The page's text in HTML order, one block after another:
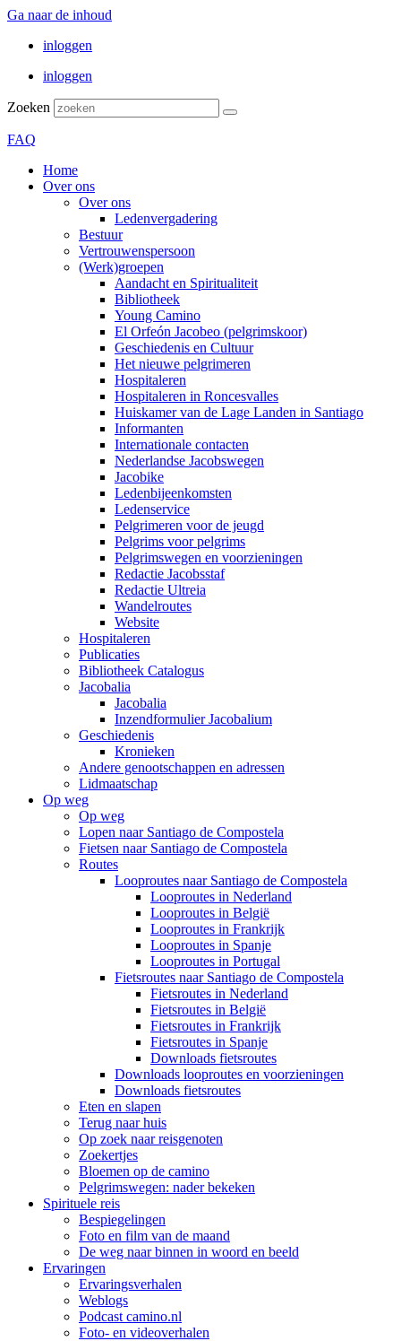
Ga naar de inhoud
inloggen
inloggen
Zoeken
FAQ
Home
Over ons
Over ons
Ledenvergadering
Bestuur
Vertrouwenspersoon
(Werk)groepen
Aandacht en Spiritualiteit
Bibliotheek
Young Camino
El Orfeón Jacobeo (pelgrimskoor)
Geschiedenis en Cultuur
Het nieuwe pelgrimeren
Hospitaleren
Hospitaleren in Roncesvalles
Huiskamer van de Lage Landen in Santiago
Informanten
Internationale contacten
Nederlandse Jacobswegen
Jacobike
Ledenbijeenkomsten
Ledenservice
Pelgrimeren voor de jeugd
Pelgrims voor pelgrims
Pelgrimswegen en voorzieningen
Redactie Jacobsstaf
Redactie Ultreia
Wandelroutes
Website
Hospitaleren
Publicaties
Bibliotheek Catalogus
Jacobalia
Jacobalia
Inzendformulier Jacobalium
Geschiedenis
Kronieken
Andere genootschappen en adressen
Lidmaatschap
Op weg
Op weg
Lopen naar Santiago de Compostela
Fietsen naar Santiago de Compostela
Routes
Looproutes naar Santiago de Compostela
Looproutes in Nederland
Looproutes in België
Looproutes in Frankrijk
Looproutes in Spanje
Looproutes in Portugal
Fietsroutes naar Santiago de Compostela
Fietsroutes in Nederland
Fietsroutes in België
Fietsroutes in Frankrijk
Fietsroutes in Spanje
Downloads fietsroutes
Downloads looproutes en voorzieningen
Downloads fietsroutes
Eten en slapen
Terug naar huis
Op zoek naar reisgenoten
Zoekertjes
Bloemen op de camino
Pelgrimswegen: nader bekeken
Spirituele reis
Bespiegelingen
Foto en film van de maand
De weg naar binnen in woord en beeld
Ervaringen
Ervaringsverhalen
Weblogs
Podcast camino.nl
Foto- en videoverhalen